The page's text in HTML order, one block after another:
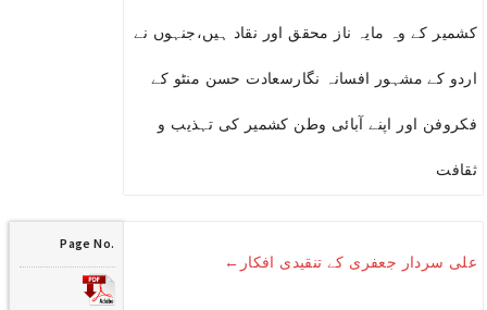
کشمیر کے وہ مایہ ناز محقق اور نقاد ہیں،جنہوں نے
اردو کے مشہور افسانہ نگارسعادت حسن منٹو کے
فکروفن اور اپنے آبائی وطن کشمیر کی تہذیب و
ثقافت
علی سردار جعفری کے تنقیدی افکار←
Page No.